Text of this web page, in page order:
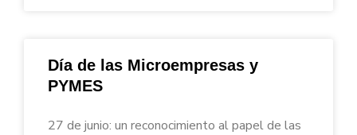
Día de las Microempresas y
PYMES
27 de junio: un reconocimiento al papel de las